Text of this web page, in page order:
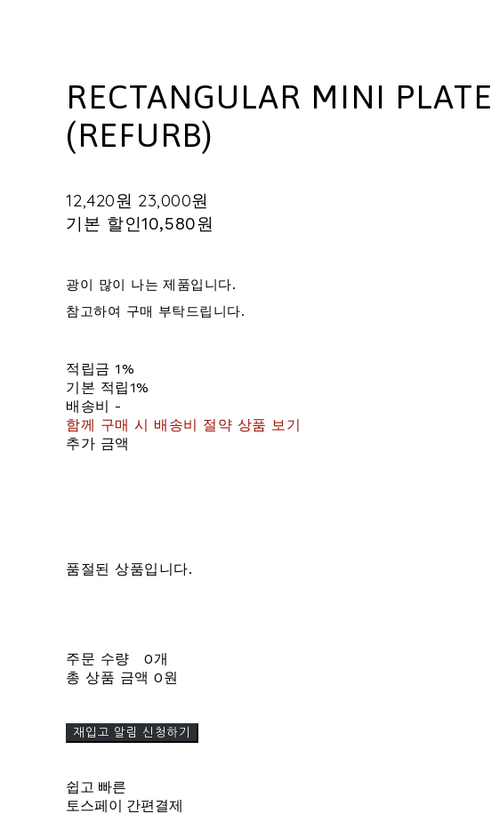
RECTANGULAR MINI PLATE
(REFURB)
12,420원 23,000원
기본 할인10,580원
광이 많이 나는 제품입니다.
참고하여 구매 부탁드립니다.
적립금 1%
기본 적립 1%
배송비 -
함께 구매 시 배송비 절약 상품 보기
추가 금액
품절된 상품입니다.
주문 수량
0개
총 상품 금액 0원
재입고 알림 신청하기
쉽고 빠른
토스페이 간편결제